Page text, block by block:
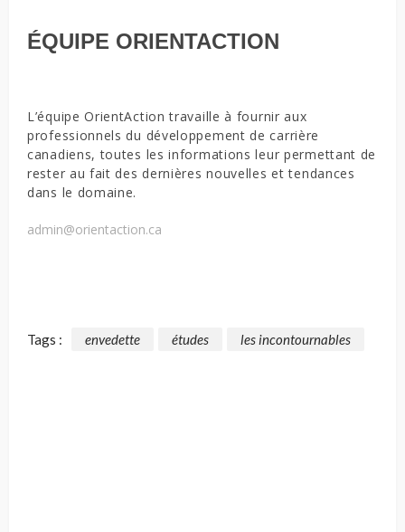
ÉQUIPE ORIENTACTION
L’équipe OrientAction travaille à fournir aux
professionnels du développement de carrière
canadiens, toutes les informations leur permettant de
rester au fait des dernières nouvelles et tendances
dans le domaine.
admin@orientaction.ca
Tags : envedette études les incontournables